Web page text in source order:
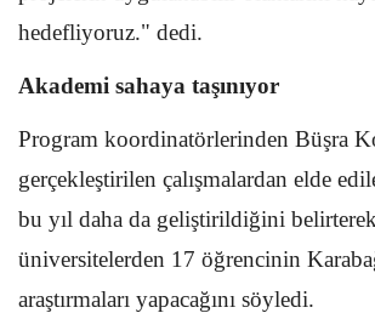
hedefliyoruz." dedi.
Akademi sahaya taşınıyor
Program koordinatörlerinden Büşra
gerçekleştirilen çalışmalardan elde
bu yıl daha da geliştirildiğini
üniversitelerden 17 öğrencinin
araştırmaları yapacağını söyledi.